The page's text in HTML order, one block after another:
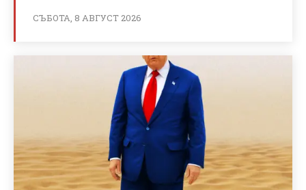
СЪБОТА, 8 АВГУСТ 2026